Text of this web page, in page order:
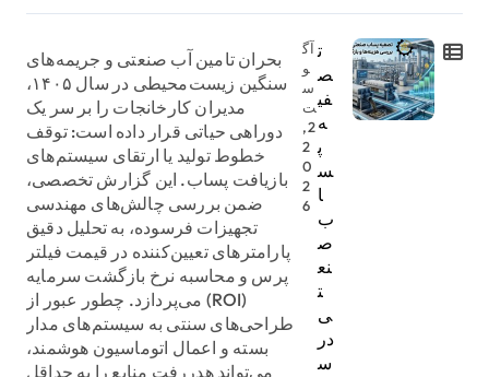
ت
ص
فی
ه
پ
س
ا
ب
ص
نع
ت
ی
در
س
آگ
و
س
ت
2,
2
0
2
6
بحران تامین آب صنعتی و جریمه‌های
سنگین زیست‌محیطی در سال ۱۴۰۵،
مدیران کارخانجات را بر سر یک
دوراهی حیاتی قرار داده است: توقف
خطوط تولید یا ارتقای سیستم‌های
بازیافت پساب. این گزارش تخصصی،
ضمن بررسی چالش‌های مهندسی
تجهیزات فرسوده، به تحلیل دقیق
پارامترهای تعیین‌کننده در قیمت فیلتر
پرس و محاسبه نرخ بازگشت سرمایه
(ROI) می‌پردازد. چطور عبور از
طراحی‌های سنتی به سیستم‌های مدار
بسته و اعمال اتوماسیون هوشمند،
می‌تواند هدررفت منابع را به حداقل